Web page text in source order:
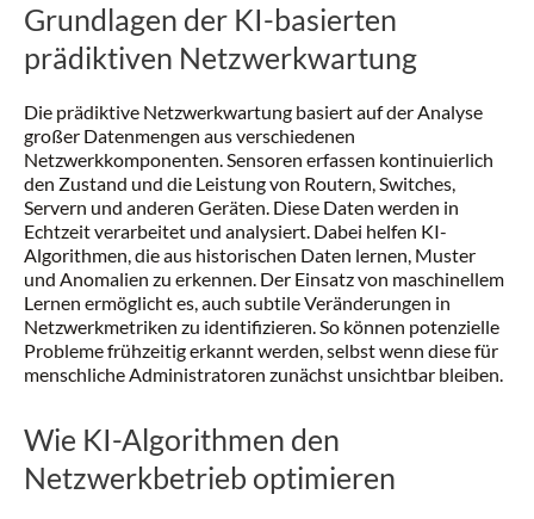
Grundlagen der KI-basierten
prädiktiven Netzwerkwartung
Die prädiktive Netzwerkwartung basiert auf der Analyse
großer Datenmengen aus verschiedenen
Netzwerkkomponenten. Sensoren erfassen kontinuierlich
den Zustand und die Leistung von Routern, Switches,
Servern und anderen Geräten. Diese Daten werden in
Echtzeit verarbeitet und analysiert. Dabei helfen KI-
Algorithmen, die aus historischen Daten lernen, Muster
und Anomalien zu erkennen. Der Einsatz von maschinellem
Lernen ermöglicht es, auch subtile Veränderungen in
Netzwerkmetriken zu identifizieren. So können potenzielle
Probleme frühzeitig erkannt werden, selbst wenn diese für
menschliche Administratoren zunächst unsichtbar bleiben.
Wie KI-Algorithmen den
Netzwerkbetrieb optimieren